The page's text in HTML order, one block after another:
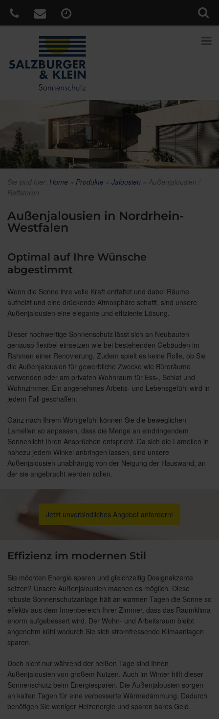
Sie sind hier: Home » Produkte » Jalousien » Außenjalousien /
Raffstoren
Außenjalousien in Nordrhein-
Westfalen
Optimal auf Ihre Wünsche
abgestimmt
Wenn die Sonne ihre volle Kraft entfaltet und dabei Räume
aufheizt und eine drückende Atmosphäre schafft, sind unsere
Außenjalousien eine elegante und effiziente Lösung.
Dieser hochwertige Sonnenschutz lässt sich an Neubauten
genauso flexibel einsetzen wie bei bestehenden Gebäuden im
Rahmen einer Renovierung. Zudem spielt es keine Rolle, ob Sie
die Außenjalousien für gewerbliche Zwecke wie Büroräume
verwenden oder am privaten Wohnraum für Ess-, Schlaf und
Wohnzimmer. Ein angenehmes Arbeits- und Lebensgefühl wird in
jedem Fall geschaffen.
Ganz nach Ihrem Wohlgefühl können Sie die beweglichen
Lamellen so anpassen, dass die Menge an eindringendem
Sonnenlicht Ihren Ansprüchen entspricht. Da sich die Lamellen in
nahezu jedem Winkel anbringen lassen, sind unsere
Außenjalousien unabhängig von der Neigung der Hauswand, an
der sie angebracht werden sollen.
Jetzt unverbindliches Angebot anfordern!
Effizienz im modernen Stil
Sie möchten Energie sparen und gleichzeitig Designakzente
setzen? Unsere Außenjalousien machen es möglich. Diese
robuste Sonnenschutzanlage hält an warmen Tagen die Sonne so
effektiv aus dem Innenbereich Ihrer Zimmer, dass das Raumklima
enorm aufgebessert wird. Der Wohn- und Arbeitsraum bleibt
angenehm kühl wodurch Sie sich stromfressende Klimaanlagen
sparen.
Doch nicht nur während der heißen Tage sind Ihnen
Außenjalousien von großem Nutzen. Auch im Winter hilft dieser
Sonnenschutz beim Energiesparen. Die Außenjalousien sorgen
an kalten Tagen für eine verbesserte Wärmedämmung. Dadurch
benötigen Sie weniger Heizenergie und sparen bares Geld.